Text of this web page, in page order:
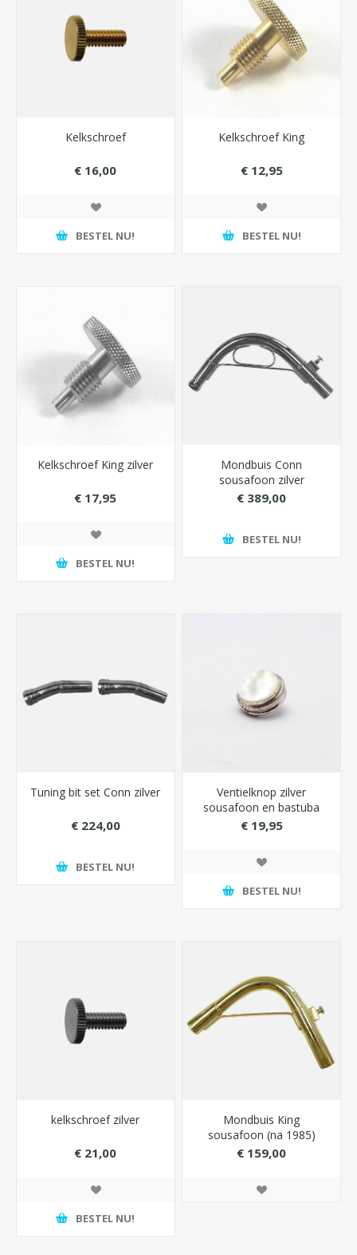
Kelkschroef
€ 16,00
BESTEL NU!
Kelkschroef King
€ 12,95
BESTEL NU!
Kelkschroef King zilver
€ 17,95
BESTEL NU!
Mondbuis Conn
sousafoon zilver
€ 389,00
BESTEL NU!
Tuning bit set Conn zilver
€ 224,00
BESTEL NU!
Ventielknop zilver
sousafoon en bastuba
Conn
€ 19,95
BESTEL NU!
kelkschroef zilver
€ 21,00
BESTEL NU!
Mondbuis King
sousafoon (na 1985)
€ 159,00